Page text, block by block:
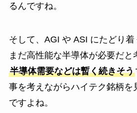
るんですね。
そして、AGI や ASI にたどり
まだ高性能な半導体が必要だと
半導体需要などは暫く続きそう
事を考えながらハイテク銘柄を
ですよね。